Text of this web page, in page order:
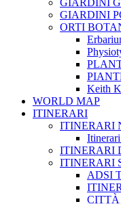
GIARDINI
GIARDINI
ORTI
Keith
WORLD MAP
ITINERARI
ITINERARI
ITINERARI
ITINERARI
ADSI
CITTÀ